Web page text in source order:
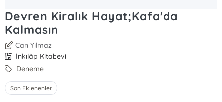
Devren Kiralık Hayat;Kafa'da
Kalmasın
Can Yılmaz
İnkılâp Kitabevi
Deneme
Son Eklenenler